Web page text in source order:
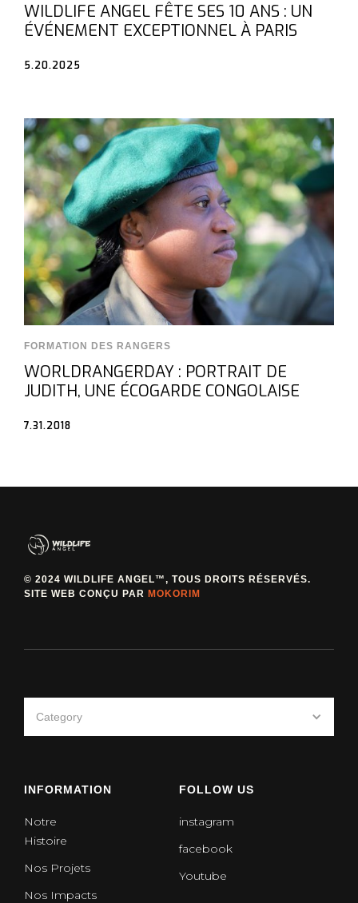
WILDLIFE ANGEL FÊTE SES 10 ANS : UN
ÉVÉNEMENT EXCEPTIONNEL À PARIS
5.20.2025
FORMATION DES RANGERS
WORLDRANGERDAY : PORTRAIT DE
JUDITH, UNE ÉCOGARDE CONGOLAISE
7.31.2018
© 2024 WILDLIFE ANGEL™, TOUS DROITS RÉSERVÉS.
SITE WEB CONÇU PAR MOKORIM
Category
INFORMATION
Notre
Histoire
Nos Projets
Nos Impacts
FOLLOW US
instagram
facebook
Youtube